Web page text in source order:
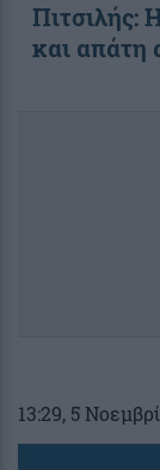
Πιτσιλής:
και απάτη
13:29, 5